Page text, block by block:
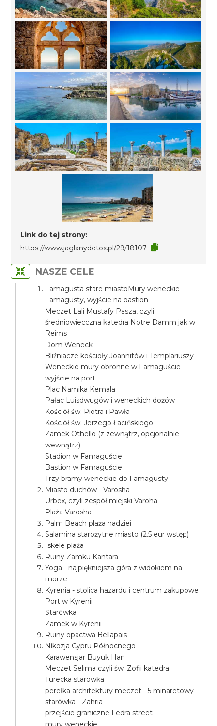
Link do tej strony:
https://www.jaglanydetox.pl/29/18107
NASZE CELE
Famagusta stare miastoMury weneckie
Famagusty, wyjście na bastion
Meczet Lali Mustafy Pasza, czyli
średniowiecczna katedra Notre Damm jak w
Reims
Dom Wenecki
Bliźniacze kościoły Joannitów i Templariuszy
Weneckie mury obronne w Famaguście -
wyjście na port
Plac Namika Kemala
Pałac Luisdwugów i weneckich dożów
Kościół św. Piotra i Pawła
Kościół św. Jerzego Łacińskiego
Zamek Othello (z zewnątrz, opcjonalnie
wewnątrz)
Stadion w Famaguście
Bastion w Famaguście
Trzy bramy weneckie do Famagusty
Miasto duchów - Varosha
Urbex, czyli zespół miejski Varoha
Plaża Varosha
Palm Beach plaża nadziei
Salamina starożytne miasto (2.5 eur wstęp)
Iskele plaża
Ruiny Zamku Kantara
Yoga - najpiękniejsza góra z widokiem na
morze
Kyrenia - stolica hazardu i centrum zakupowe
Port w Kyrenii
Starówka
Zamek w Kyrenii
Ruiny opactwa Bellapais
Nikozja Cypru Północnego
Karawensjar Buyuk Han
Meczet Selima czyli św. Zofii katedra
Turecka starówka
perełka architektury meczet - 5 minaretowy
starówka - Zahria
przejście graniczne Ledra street
mury weneckie